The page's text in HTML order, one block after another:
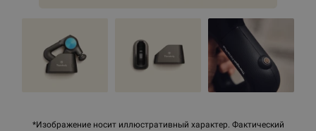
*Изображение носит иллюстративный характер. Фактический